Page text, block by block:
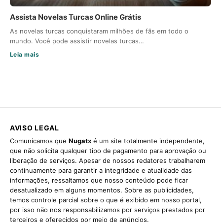
Assista Novelas Turcas Online Grátis
As novelas turcas conquistaram milhões de fãs em todo o
mundo. Você pode assistir novelas turcas…
Leia mais
AVISO LEGAL
Comunicamos que Nugatx é um site totalmente independente,
que não solicita qualquer tipo de pagamento para aprovação ou
liberação de serviços. Apesar de nossos redatores trabalharem
continuamente para garantir a integridade e atualidade das
informações, ressaltamos que nosso conteúdo pode ficar
desatualizado em alguns momentos. Sobre as publicidades,
temos controle parcial sobre o que é exibido em nosso portal,
por isso não nos responsabilizamos por serviços prestados por
terceiros e oferecidos por meio de anúncios.